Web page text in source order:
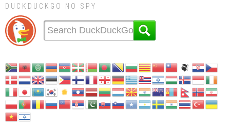
DUCKDUCKGO NO SPY